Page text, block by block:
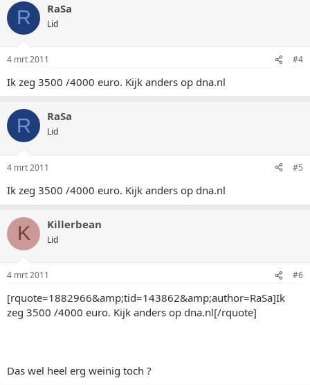
R RaSa
Lid
4 mrt 2011 #4
Ik zeg 3500 /4000 euro. Kijk anders op dna.nl
R RaSa
Lid
4 mrt 2011 #5
Ik zeg 3500 /4000 euro. Kijk anders op dna.nl
K Killerbean
Lid
4 mrt 2011 #6
[rquote=1882966&amp;tid=143862&amp;author=RaSa]Ik
zeg 3500 /4000 euro. Kijk anders op dna.nl[/rquote]
Das wel heel erg weinig toch ?